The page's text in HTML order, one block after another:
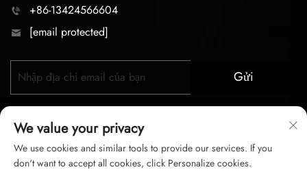
+86-13424566604
[email protected]
Gửi
We value your privacy
We use cookies and similar tools to provide our services. If you
don't want to accept all cookies, click Personalize cookies.